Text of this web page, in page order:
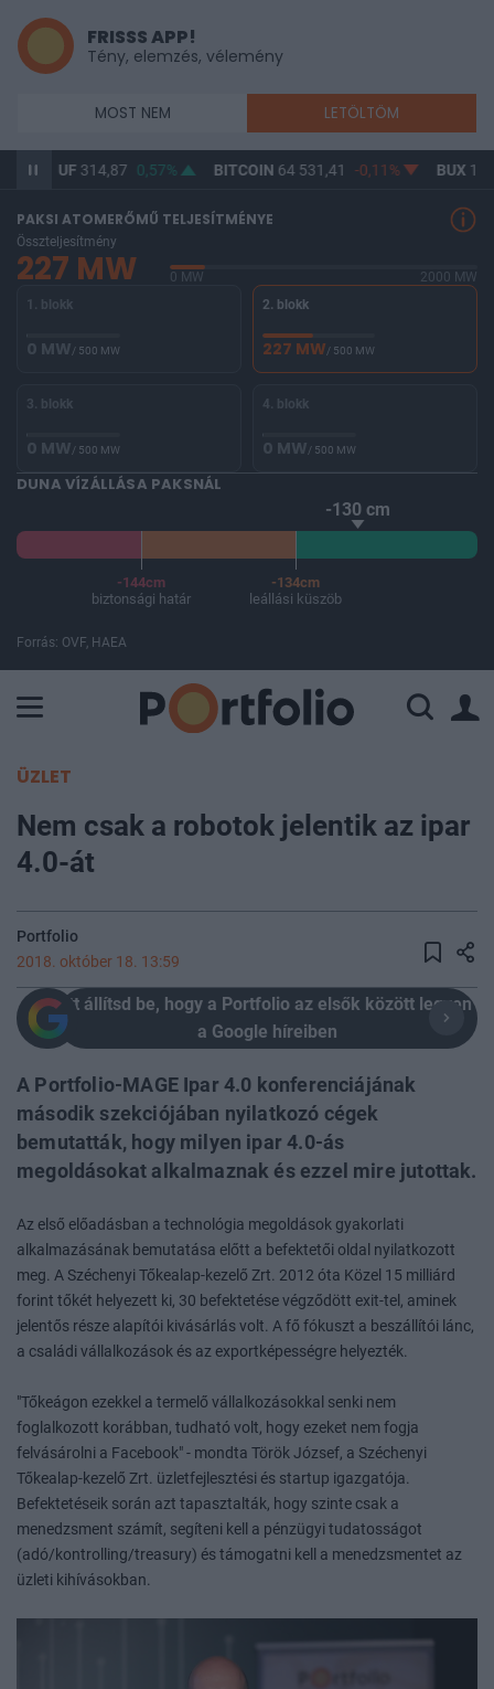
FRISSS APP!
Tény, elemzés, vélemény
MOST NEM LETÖLTÖM
314,87 0,57% BITCOIN 64 531,41 -0,11% BUX 148
PAKSI ATOMERŐMŰ TELJESÍTMÉNYE
Összteljesítmény
227 MW 0 MW
2000 MW
1. blokk
0 MW/ 500 MW
2. blokk
227 MW/ 500 MW
3. blokk
0 MW/ 500 MW
4. blokk
0 MW/ 500 MW
DUNA VÍZÁLLÁSA PAKSNÁL
-130 cm
-144cm
biztonsági határ
-134cm
leállási küszöb
Forrás: OVF, HAEA
ÜZLET
Nem csak a robotok jelentik az ipar
4.0-át
Portfolio
2018. október 18. 13:59
Itt állítsd be, hogy a Portfolio az elsők között legyen
a Google híreiben
A Portfolio-MAGE Ipar 4.0 konferenciájának
második szekciójában nyilatkozó cégek
bemutatták, hogy milyen ipar 4.0-ás
megoldásokat alkalmaznak és ezzel mire jutottak.
Az első előadásban a technológia megoldások gyakorlati
alkalmazásának bemutatása előtt a befektetői oldal nyilatkozott
meg. A Széchenyi Tőkealap-kezelő Zrt. 2012 óta Közel 15 milliárd
forint tőkét helyezett ki, 30 befektetése végződött exit-tel, aminek
jelentős része alapítói kivásárlás volt. A fő fókuszt a beszállítói lánc,
a családi vállalkozások és az exportképességre helyezték.
"Tőkeágon ezekkel a termelő vállalkozásokkal senki nem
foglalkozott korábban, tudható volt, hogy ezeket nem fogja
felvásárolni a Facebook" - mondta Török József, a Széchenyi
Tőkealap-kezelő Zrt. üzletfejlesztési és startup igazgatója.
Befektetéseik során azt tapasztalták, hogy szinte csak a
menedzsment számít, segíteni kell a pénzügyi tudatosságot
(adó/kontrolling/treasury) és támogatni kell a menedzsmentet az
üzleti kihívásokban.